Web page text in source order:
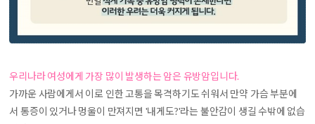
우리나라 여성에게 가장 많이 발생하는 암은 유방암입니다.
가까운 사람에게서 이로 인한 고통을 목격하기도 쉬워서 만약 가슴 부분에
서 통증이 있거나 멍울이 만져지면 '내게도?'라는 불안감이 생길 수밖에 없습